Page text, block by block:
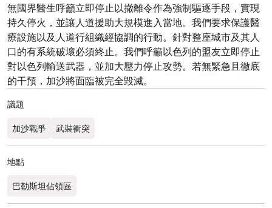
無國界醫生呼籲立即停止以撤離令作為強制驅逐手段，實現
持久停火，並讓人道援助大規模進入當地。我們要求保護醫
療設施以及人道行組織經協調的行動。針對整座城市及其人
口的有系統破壞必須終止。我們呼籲以色列的盟友立即停止
對以色列輸送武器，並加大壓力停止攻勢。若無緊急且徹底
的干預，加沙將面臨被完全毀滅。
議題
加沙戰爭 武裝衝突
地點
巴勒斯坦佔領區